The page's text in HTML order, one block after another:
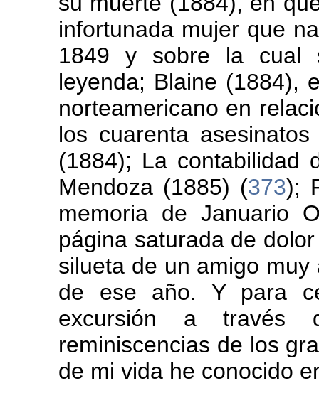
infortunada mujer que
1849 y sobre la cual
leyenda; Blaine (1884),
norteamericano en
los cuarenta
(1884); La contabilidad
Mendoza (1885) (373);
memoria de Januario
página saturada de
silueta de un amigo
de ese año. Y para
excursión a través
reminiscencias de los
de mi vida he conocido